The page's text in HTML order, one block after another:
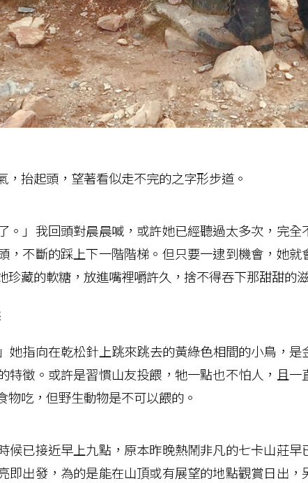
抬起頭，望著看似走不完的之字形步道。
。」我回頭對晨晨喊，或許她已經聽過太多次，完全
，不斷的踩上下一階階梯。但只要一逮到機會，她就
珍藏的軟糖，放進嘴裡嚼許久，捨不得吞下那甜甜的
她指向在乾松針上跳來跳去的黃綠色相間的小鳥，
特徵。或許是習慣山友投餵，牠一點也不怕人，且一
物吃，但野生動物是不可以餵的。
候已接近早上九點，原本昨晚熱鬧非凡的七卡山莊早
即出發，為的是能在山頂或有展望的地點觀賞日出，